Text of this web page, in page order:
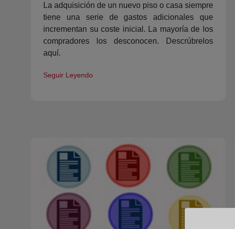
La adquisición de un nuevo piso o casa siempre
tiene una serie de gastos adicionales que
incrementan su coste inicial. La mayoría de los
compradores los desconocen. Descrúbrelos
aquí.
Seguir Leyendo